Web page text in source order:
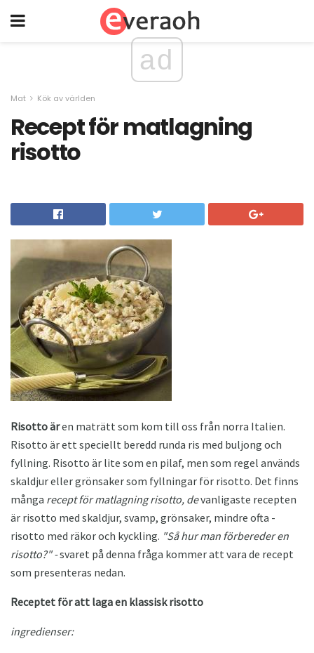
ad
Mat Kök av världen
Recept för matlagning
risotto
Risotto ären maträtt som kom till oss från norra Italien.
Risotto är ett speciellt beredd runda ris med buljong och
fyllning. Risotto är lite som en pilaf, men som regel används
skaldjur eller grönsaker som fyllningar för risotto. Det finns
många recept för matlagning risotto, devanligaste recepten
är risotto med skaldjur, svamp, grönsaker, mindre ofta -
risotto med räkor och kyckling. "Så hur man förbereder en
risotto?" -svaret på denna fråga kommer att vara de recept
som presenteras nedan.
Receptet för att laga en klassisk risotto
ingredienser: